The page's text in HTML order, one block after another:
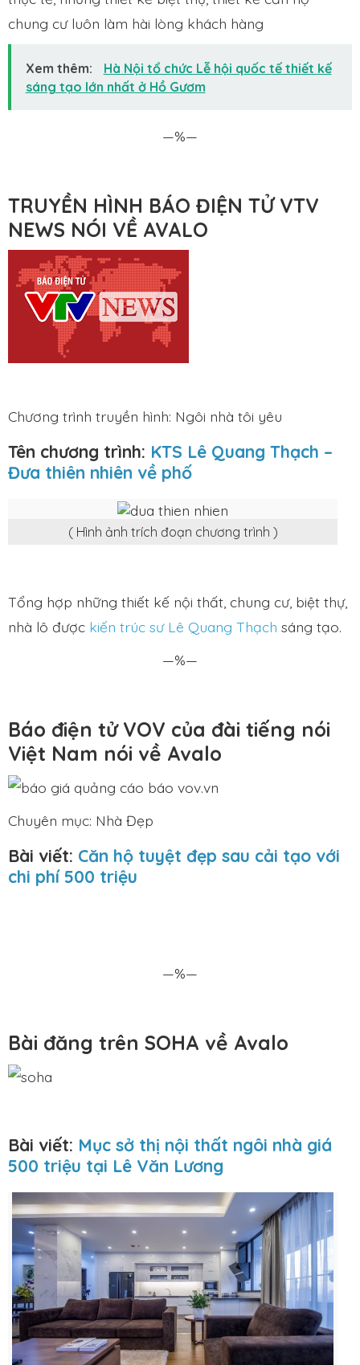
chung cư luôn làm hài lòng khách hàng
Xem thêm:
Hà Nội tổ chức Lễ hội quốc tế thiết kế
sáng tạo lớn nhất ở Hồ Gươm
—%—
TRUYỀN HÌNH BÁO ĐIỆN TỬ VTV
NEWS NÓI VỀ AVALO
Chương trình truyền hình: Ngôi nhà tôi yêu
Tên chương trình: KTS Lê Quang Thạch –
Đưa thiên nhiên về phố
( Hình ảnh trích đoạn chương trình )
Tổng hợp những thiết kế nội thất, chung cư, biệt thự,
nhà lô được kiến trúc sư Lê Quang Thạch sáng tạo.
—%—
Báo điện tử VOV của đài tiếng nói
Việt Nam nói về Avalo
Chuyên mục: Nhà Đẹp
Bài viết: Căn hộ tuyệt đẹp sau cải tạo với
chi phí 500 triệu
—%—
Bài đăng trên SOHA về Avalo
Bài viết: Mục sở thị nội thất ngôi nhà giá
500 triệu tại Lê Văn Lương